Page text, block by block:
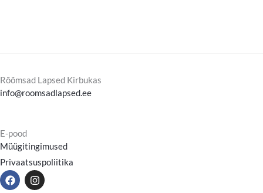
Rõõmsad Lapsed Kirbukas
info@roomsadlapsed.ee
E-pood
Müügitingimused
Privaatsuspoliitika
F
a
I
n